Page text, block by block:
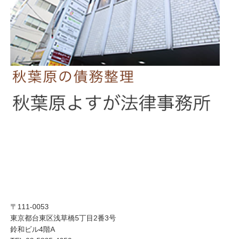
〒111-0053
東京都台東区浅草橋5丁目2番3号
鈴和ビル4階A